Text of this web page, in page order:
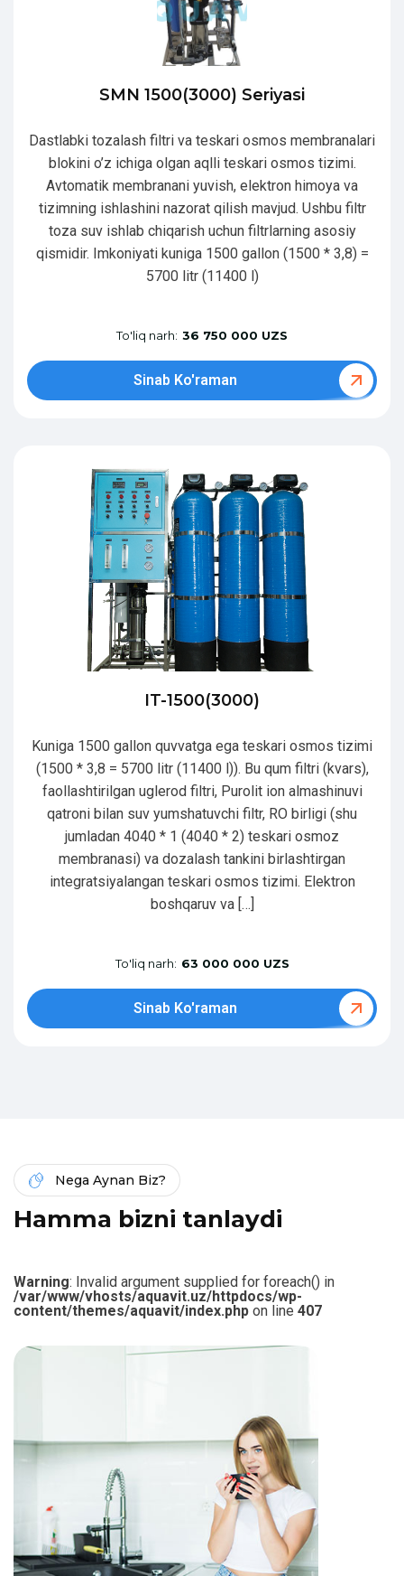
SMN 1500(3000) Seriyasi
Dastlabki tozalash filtri va teskari osmos membranalari
blokini o’z ichiga olgan aqlli teskari osmos tizimi.
Avtomatik membranani yuvish, elektron himoya va
tizimning ishlashini nazorat qilish mavjud. Ushbu filtr
toza suv ishlab chiqarish uchun filtrlarning asosiy
qismidir. Imkoniyati kuniga 1500 gallon (1500 * 3,8) =
5700 litr (11400 l)
To'liq narh: 36 750 000 UZS
Sinab Ko'raman
IT-1500(3000)
Kuniga 1500 gallon quvvatga ega teskari osmos tizimi
(1500 * 3,8 = 5700 litr (11400 l)). Bu qum filtri (kvars),
faollashtirilgan uglerod filtri, Purolit ion almashinuvi
qatroni bilan suv yumshatuvchi filtr, RO birligi (shu
jumladan 4040 * 1 (4040 * 2) teskari osmoz
membranasi) va dozalash tankini birlashtirgan
integratsiyalangan teskari osmos tizimi. Elektron
boshqaruv va […]
To'liq narh: 63 000 000 UZS
Sinab Ko'raman
Nega Aynan Biz?
Hamma bizni tanlaydi
Warning: Invalid argument supplied for foreach() in
/var/www/vhosts/aquavit.uz/httpdocs/wp-
content/themes/aquavit/index.php on line 407